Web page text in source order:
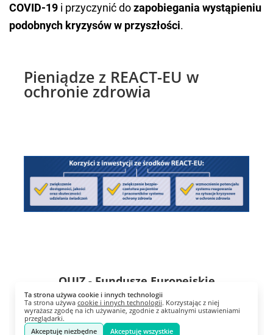
COVID-19 i przyczynić dozapobiegania wystąpieniu
podobnych kryzysów w przyszłości.